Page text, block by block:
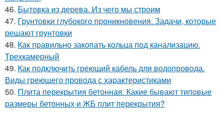
46. Бытовка из дерева. Из чего мы строим
47. Грунтовки глубокого проникновения. Задачи, которые
решают грунтовки
48. Как правильно закопать кольца под канализацию.
Трехкамерный
49. Как подключить греющий кабель для водопровода.
Виды греющего провода с характеристиками
50. Плита перекрытия бетонная. Какие бывают типовые
размеры бетонных и ЖБ плит перекрытия?